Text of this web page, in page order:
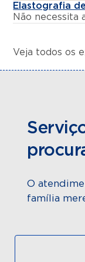
Elastografia
Não necessita
Veja todos os
O
família